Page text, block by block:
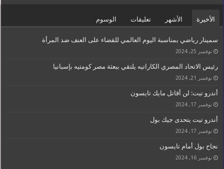
الأخيرة الأشهر تعليقات الوسوم
سمينار رياضي بمناسبة اليوم العالمي للقضاء على العنف ضد المرأة
نوفمبر 25, 2024
رئيس الاتحاد المصري الكاراتيه يلتقي ببعثة مصر كومتيه بإسبانيا
نوفمبر 21, 2024
أندرو تيت: لن أقاتل مايك تايسون
نوفمبر 17, 2024
أندرو تيت يتحدى جيك بول
نوفمبر 17, 2024
نجاح بول أمام تايسون
نوفمبر 16, 2024